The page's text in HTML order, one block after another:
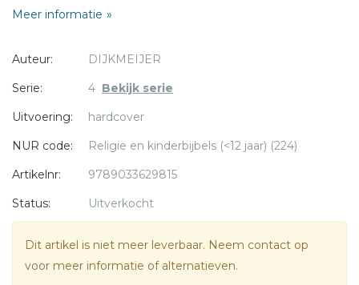
dat ook in de bijbelse gelijkenis gebeurt. Tijdens de
Liza-Beth Valkema maakte vrolijke illustraties bij de tekst.
Meer informatie
Auteur:
DIJKMEIJER
Serie:
4 Bekijk serie
Uitvoering:
hardcover
NUR code:
Religie en kinderbijbels (<12 jaar) (224)
Artikelnr:
9789033629815
Status:
Uitverkocht
Dit artikel is niet meer leverbaar. Neem contact op
voor meer informatie of alternatieven.